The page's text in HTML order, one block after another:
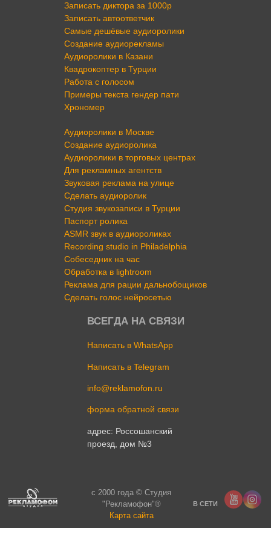
Записать диктора за 1000р
Записать автоответчик
Самые дешёвые аудиоролики
Создание аудиорекламы
Аудиоролики в Казани
Квадрокоптер в Турции
Работа с голосом
Примеры текста гендер пати
Хрономер
Аудиоролики в Москве
Создание аудиоролика
Аудиоролики в торговых центрах
Для рекламных агентств
Звуковая реклама на улице
Сделать аудиоролик
Студия звукозаписи в Турции
Паспорт ролика
ASMR звук в аудиороликах
Recording studio in Philadelphia
Собеседник на час
Обработка в lightroom
Реклама для рации дальнобощиков
Сделать голос нейросетью
ВСЕГДА НА СВЯЗИ
Написать в WhatsApp
Написать в Telegram
info@reklamofon.ru
форма обратной связи
адрес: Россошанский
проезд, дом №3
c 2000 года © Студия
"Рекламофон"®
Карта сайта
В СЕТИ